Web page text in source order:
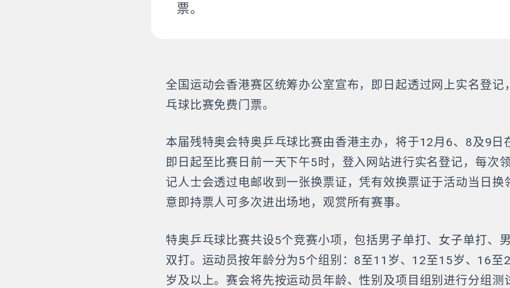
票。
全国运动会香港赛区统筹办公室宣布，即日起透过网上实名登记
乓球比赛免费门票。
本届残特奥会特奥乒乓球比赛由香港主办，将于12月6、8及9日
即日起至比赛日前一天下午5时，登入网站进行实名登记，每次
记人士会透过电邮收到一张换票证，凭有效换票证于活动当日换
意即持票人可多次进出场地，观赏所有赛事。
特奥乒乓球比赛共设5个竞赛小项，包括男子单打、女子单打、
双打。运动员按年龄分为5个组别：8至11岁、12至15岁、16
岁及以上。赛会将先按运动员年龄、性别及项目组别进行分组